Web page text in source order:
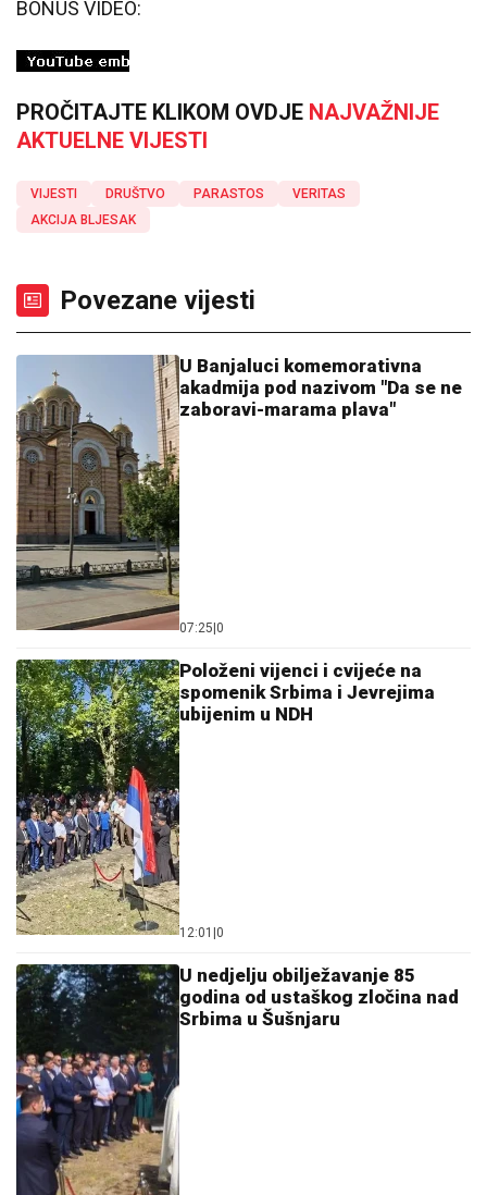
BONUS VIDEO:
PROČITAJTE KLIKOM OVDJE NAJVAŽNIJE
AKTUELNE VIJESTI
VIJESTI DRUŠTVO PARASTOS
VERITAS
AKCIJA BLJESAK
Povezane vijesti
U Banjaluci komemorativna
akadmija pod nazivom "Da se ne
zaboravi-marama plava"
07:25 0
Položeni vijenci i cvijeće na
spomenik Srbima i Jevrejima
ubijenim u NDH
12:01 0
U nedjelju obilježavanje 85
godina od ustaškog zločina nad
Srbima u Šušnjaru